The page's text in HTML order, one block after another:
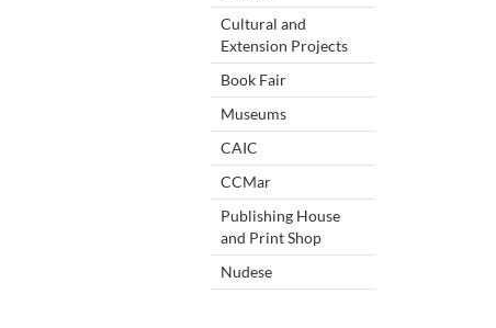
Cultural and
Extension Projects
Book Fair
Museums
CAIC
CCMar
Publishing House
and Print Shop
Nudese